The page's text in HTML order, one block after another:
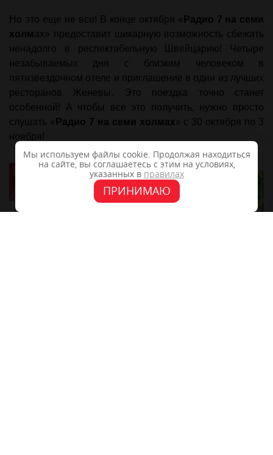
Но это еще не все! В конце октября « Радио 7 на семи
холмах» предоставит шикарную возможность сбежать
ненадолго в респектабельную Швейцарию! Четыре
незабываемых дня с близким человеком в
пятизвездочном отеле и приглашение в один из лучших
ресторанов Женевы. Это поездка точно станет
особенной! А чтобы все это получить, нужно просто
слушать « Радио 7 на семи холмах» с 30 октября по 3
ноября!
Мы используем файлы cookie. Продолжая находиться
на сайте, вы соглашаетесь с этим на условиях,
указанных в правилах
ПРИНИМАЮ